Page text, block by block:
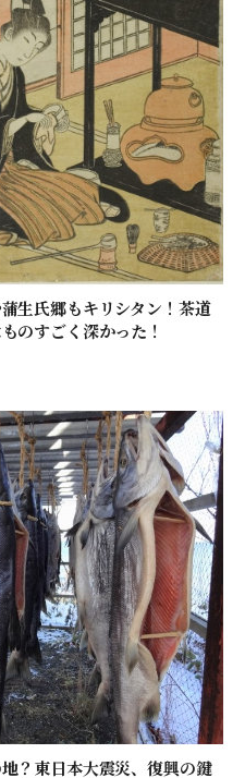
生氏郷もキリシタン！茶道
のすごく深かった！
？東日本大震災、復興の鍵